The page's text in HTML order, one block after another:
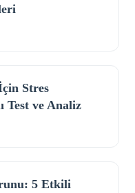
Stres
Test ve Analiz
5 Etkili